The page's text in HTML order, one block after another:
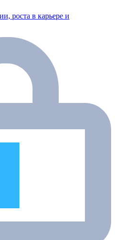
роста в карьере и